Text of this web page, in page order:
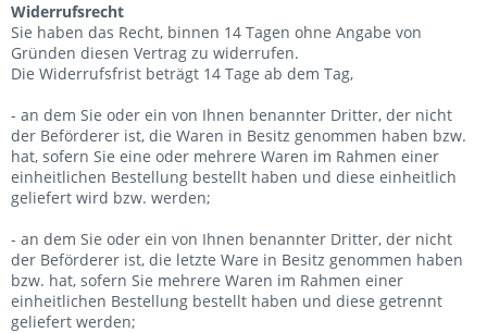
Widerrufsrecht
Sie haben das Recht, binnen 14 Tagen ohne Angabe von
Gründen diesen Vertrag zu widerrufen.
Die Widerrufsfrist beträgt 14 Tage ab dem Tag,
- an dem Sie oder ein von Ihnen benannter Dritter, der nicht
der Beförderer ist, die Waren in Besitz genommen haben bzw.
hat, sofern Sie eine oder mehrere Waren im Rahmen einer
einheitlichen Bestellung bestellt haben und diese einheitlich
geliefert wird bzw. werden;
- an dem Sie oder ein von Ihnen benannter Dritter, der nicht
der Beförderer ist, die letzte Ware in Besitz genommen haben
bzw. hat, sofern Sie mehrere Waren im Rahmen einer
einheitlichen Bestellung bestellt haben und diese getrennt
geliefert werden;